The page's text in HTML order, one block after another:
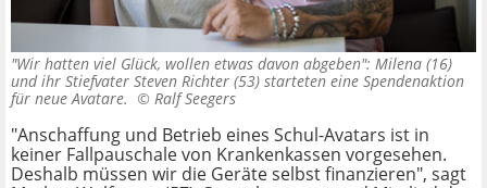
"Wir hatten viel Glück, wollen etwas davon abgeben": Milena (16)
und ihr Stiefvater Steven Richter (53) starteten eine Spendenaktion
für neue Avatare. © Ralf Seegers
"Anschaffung und Betrieb eines Schul-Avatars ist in
keiner Fallpauschale von Krankenkassen vorgesehen.
Deshalb müssen wir die Geräte selbst finanzieren", sagt